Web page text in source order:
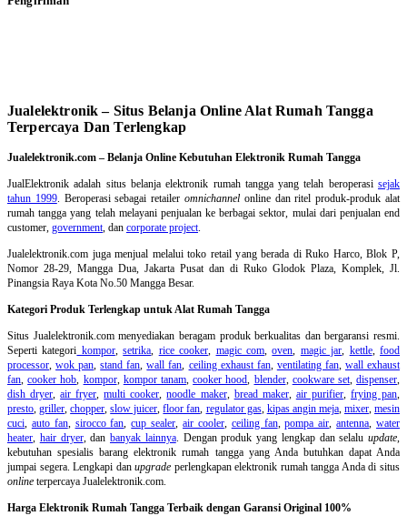
Jualelektronik – Situs Belanja Online Alat Rumah Tangga
Terpercaya Dan Terlengkap
Jualelektronik.com – Belanja Online Kebutuhan Elektronik Rumah Tangga
JualElektronik adalah situs belanja elektronik rumah tanggayang telah beroperasisejak
tahun 1999. Beroperasi sebagai retaileromnichannel online dan ritel produk-produk alat
rumah tangga yang telah melayani penjualan ke berbagai sektor, mulai dari penjualan end
customer, government, dan corporate project.
Jualelektronik.com juga menjual melalui toko retail yang berada di Ruko Harco, Blok P,
Nomor 28-29, Mangga Dua, Jakarta Pusat dan di Ruko Glodok Plaza, Komplek, Jl.
Pinangsia Raya Kota No.50 Mangga Besar.
Kategori Produk Terlengkap untuk Alat Rumah Tangga
Situs Jualelektronik.com menyediakan beragam produk berkualitas dan bergaransi resmi.
Seperti kategori kompor,setrika, rice cooker, magic com,oven, magic jar, kettle,food
processor,wok pan,stand fan,wall fan, ceiling exhaust fan, ventilating fan, wall exhaust
fan,cooker hob, kompor, kompor tanam,cooker hood, blender, cookware set,dispenser,
dish dryer,air fryer,multi cooker,noodle maker, bread maker, air purifier, frying pan,
presto,griller,chopper,slow juicer,floor fan, regulator gas, kipas angin meja, mixer,mesin
cuci, auto fan, sirocco fan,cup sealer,air cooler, ceiling fan,pompa air,antenna,water
heater, hair dryer, dan banyak lainnya. Dengan produk yang lengkap dan selalu update,
kebutuhan spesialis barang elektronik rumah tangga yang Anda butuhkan dapat Anda
jumpai segera. Lengkapi danupgrade perlengkapan elektronik rumah tangga Anda di situs
online terpercaya Jualelektronik.com.
Harga Elektronik Rumah Tangga Terbaik dengan Garansi Original 100%